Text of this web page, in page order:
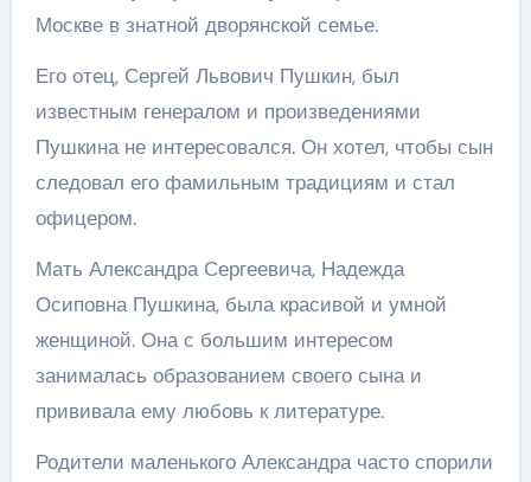
Москве в знатной дворянской семье.
Его отец, Сергей Львович Пушкин, был
известным генералом и произведениями
Пушкина не интересовался. Он хотел, чтобы сын
следовал его фамильным традициям и стал
офицером.
Мать Александра Сергеевича, Надежда
Осиповна Пушкина, была красивой и умной
женщиной. Она с большим интересом
занималась образованием своего сына и
прививала ему любовь к литературе.
Родители маленького Александра часто спорили